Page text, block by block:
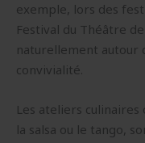
exemple, lors des
Festival du Théâtre
naturellement autour
convivialité.
Les ateliers
la salsa ou le tango,